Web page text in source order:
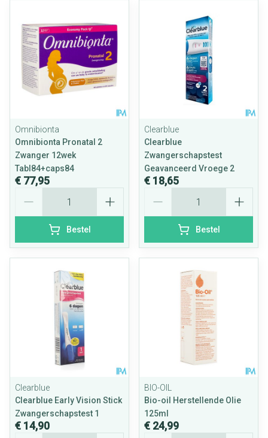
Omnibionta
Omnibionta Pronatal 2
Zwanger 12wek
Tabl84+caps84
€ 77,95
Bestel
Clearblue
Clearblue
Zwangerschapstest
Geavanceerd Vroege 2
€ 18,65
Bestel
Clearblue
Clearblue Early Vision Stick
Zwangerschapstest 1
€ 14,90
BIO-OIL
Bio-oil Herstellende Olie
125ml
€ 24,99